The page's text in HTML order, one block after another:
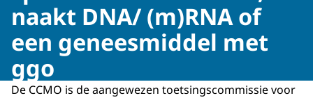
naakt DNA/ (m)RNA of
een geneesmiddel met
ggo
De CCMO is de aangewezen toetsingscommissie voor